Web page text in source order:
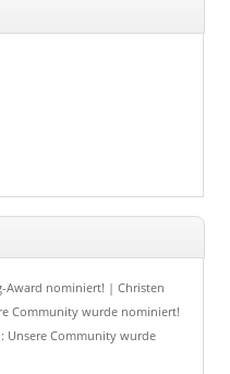
Award nominiert! | Christen
Community wurde nominiert!
Unsere Community wurde